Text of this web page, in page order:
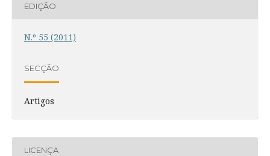
EDIÇÃO
N.º 55 (2011)
SECÇÃO
Artigos
LICENÇA